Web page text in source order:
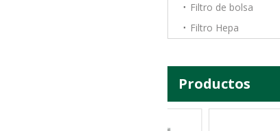
Filtro de bolsa
Filtro Hepa
Productos